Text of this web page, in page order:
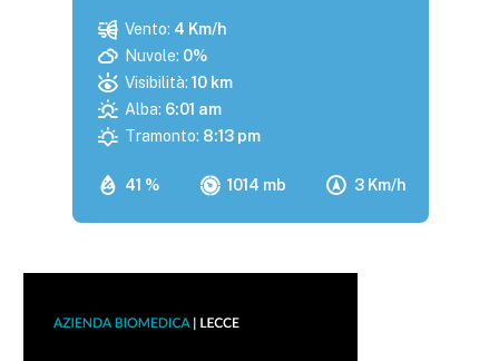
41 % 1014 mb 3 Km/h
Vento: 4 Km/h
Nuvole: 0%
Visibilità: 10 km
Alba: 6:01 am
Tramonto: 8:13 pm